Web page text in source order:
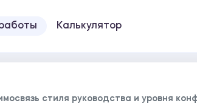
Калькулятор
стиля руководства и уровня